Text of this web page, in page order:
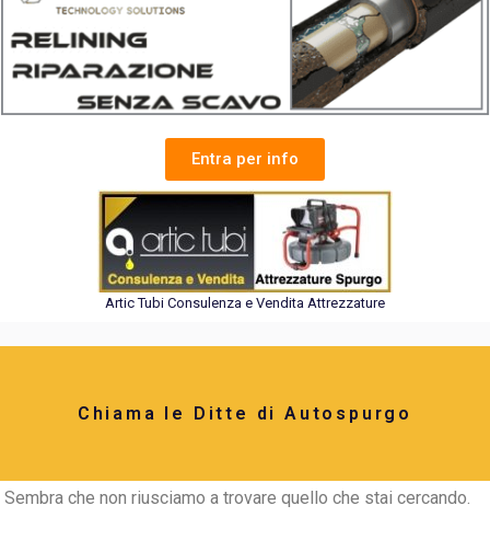
Entra per info
Artic Tubi Consulenza e Vendita Attrezzature
Chiama le Ditte di Autospurgo
Sembra che non riusciamo a trovare quello che stai cercando.